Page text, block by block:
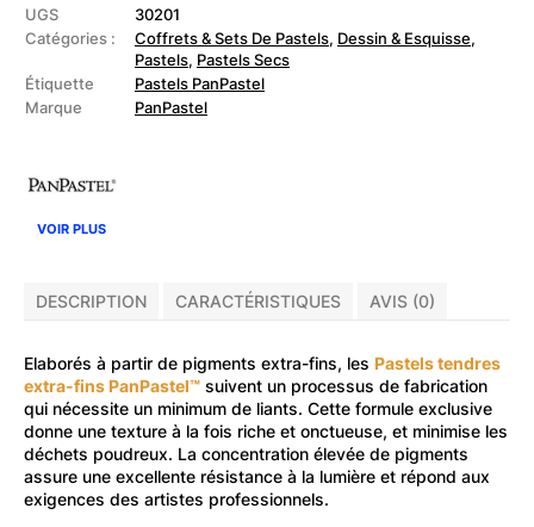
de
20
Pastels
tendres
extra-
fins
UGS
30201
Catégories :
Coffrets & Sets De Pastels, Dessin & Esquisse,
Pastels, Pastels Secs
Étiquette
Pastels PanPastel
Marque
PanPastel
VOIR PLUS
DESCRIPTION CARACTÉRISTIQUES AVIS (0)
Elaborés à partir de pigments extra-fins, les Pastels tendres
extra-fins PanPastel™ suivent un processus de fabrication
qui nécessite un minimum de liants. Cette formule exclusive
donne une texture à la fois riche et onctueuse, et minimise les
déchets poudreux. La concentration élevée de pigments
assure une excellente résistance à la lumière et répond aux
exigences des artistes professionnels.